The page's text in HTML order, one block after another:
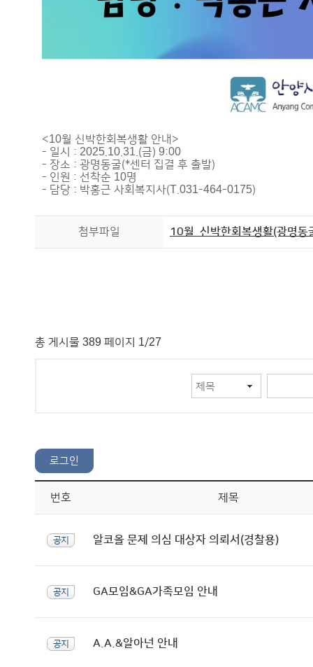
<10월 신박한회복생활 안내>
- 일시 : 2025.10.31.(금) 9:00
- 장소 : 광명동굴(*센터 집결 후 출발)
- 인원 : 선착순 10명
- 담당 : 박홍근 사회복지사(T.031-464-0175)
첨부파일 10월_신박한회복생활(광명
총 게시물 389 페이지 1/27
번호 제목
공지 알코올 문제 의심 대상자 의뢰서(경찰용)
공지 GA모임&GA가족모임 안내
공지 A.A.&알아넌 안내